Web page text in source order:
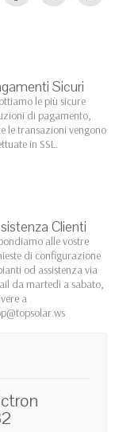
Sicuri
le più sicure
di pagamento,
le transazioni vengono
in SSL.
Clienti
alle vostre
di configurazione
od assistenza via
da martedì a sabato,
a